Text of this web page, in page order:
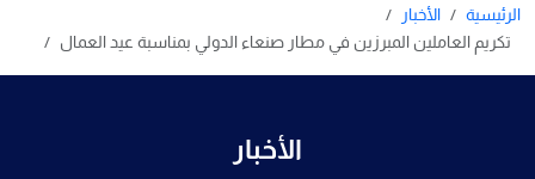
الرئيسية
الأخبار
تكريم العاملين المبرزين في مطار صنعاء الدولي بمناسبة عيد العمال
الأخبار